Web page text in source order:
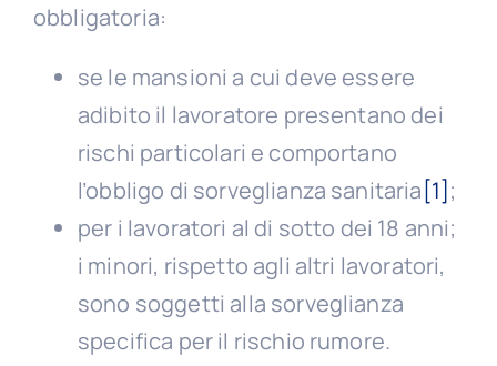
obbligatoria:
se le mansioni a cui deve essere
adibito il lavoratore presentano dei
rischi particolari e comportano
l’obbligo di sorveglianza sanitaria[1];
per i lavoratori al di sotto dei 18 anni;
i minori, rispetto agli altri lavoratori,
sono soggetti alla sorveglianza
specifica per il rischio rumore.